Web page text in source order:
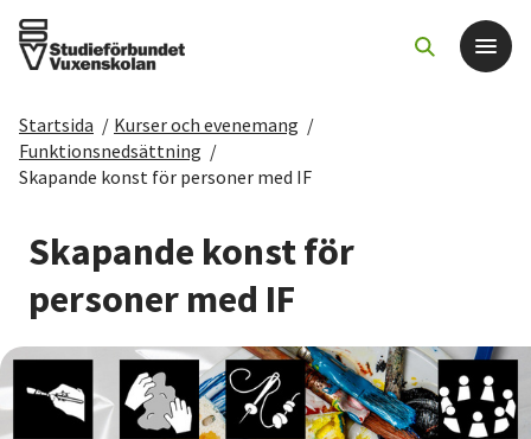
Det här gör vi
Sök kurser och evenemang
Om SV
Starta studiecirkel
Startsida / Kurser och evenemang /
Funktionsnedsättning /
Skapande konst för personer med IF
Skapande konst för
personer med IF